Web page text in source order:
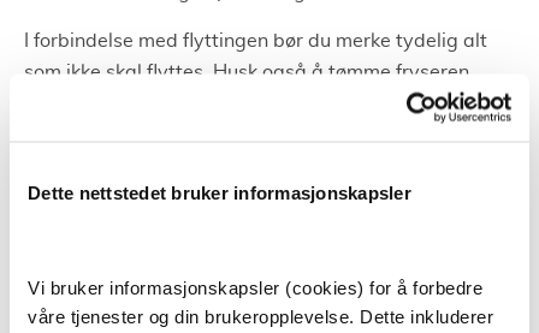
Dette nettstedet bruker informasjonskapsler
Vi bruker informasjonskapsler (cookies) for å forbedre
våre tjenester og din brukeropplevelse. Dette inkluderer
I forbindelse med flyttingen bør du merke tydelig alt
som ikke skal flyttes. Husk også å tømme fryseren.
Påse også at vaskemaskin og oppvaskmaskin er tømt
flyttebilen ute – både på gammel og ny adresse. Når
flytte inn i boligen.